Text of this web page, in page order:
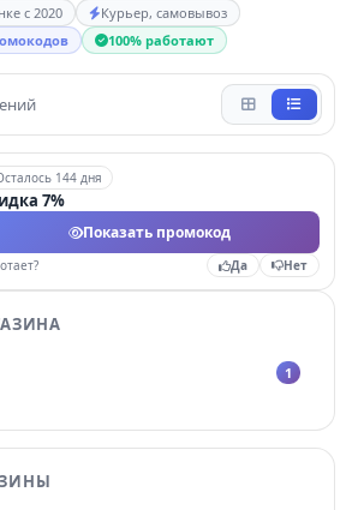
с 2020
Курьер, самовывоз
100% работают
144 дня
7%
Показать промокод
Да Нет
1